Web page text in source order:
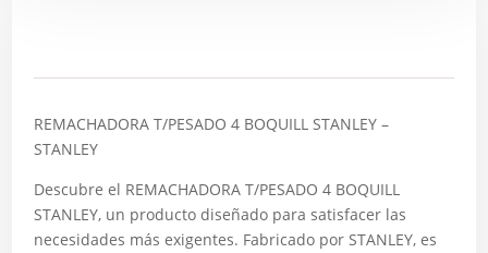
REMACHADORA T/PESADO 4 BOQUILL STANLEY –
STANLEY
Descubre el REMACHADORA T/PESADO 4 BOQUILL
STANLEY, un producto diseñado para satisfacer las
necesidades más exigentes. Fabricado por STANLEY, es